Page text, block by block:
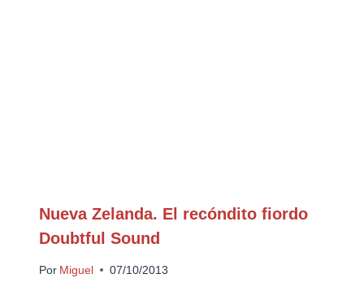
Nueva Zelanda. El recóndito fiordo
Doubtful Sound
Por Miguel 07/10/2013